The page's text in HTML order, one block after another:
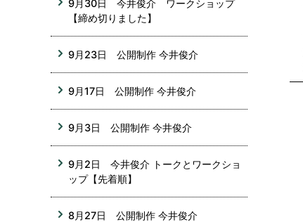
9月30日 今井俊介 ワークショップ
【締め切りました】
9月23日 公開制作 今井俊介
9月17日 公開制作 今井俊介
9月3日 公開制作 今井俊介
9月2日 今井俊介 トークとワークショ
ップ【先着順】
8月27日 公開制作 今井俊介